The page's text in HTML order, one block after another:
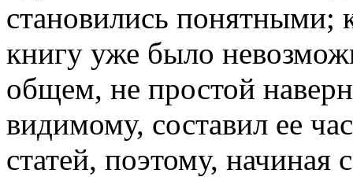
становились понятными;
книгу уже было
общем, не простой
видимому, составил ее
статей, поэтому, начиная